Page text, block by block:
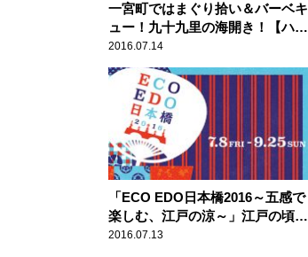
一宮町ではまぐり拾い＆バーベキ
ュー！九十九里の海開き！【ハロ
ー千葉】
2016.07.14
「ECO EDO日本橋2016～五感で
楽しむ、江戸の涼～」江戸の頃を
感じ、金魚大提灯を眺め金魚スイ
2016.07.13